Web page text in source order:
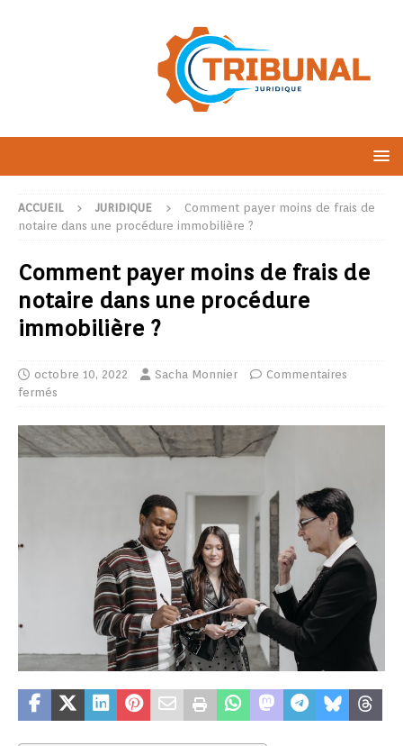
ACCUEIL JURIDIQUE
Comment payer moins de frais de
notaire dans une procédure immobilière ?
Comment payer moins de frais de
notaire dans une procédure
immobilière ?
octobre 10, 2022 Sacha Monnier
Commentaires
fermés